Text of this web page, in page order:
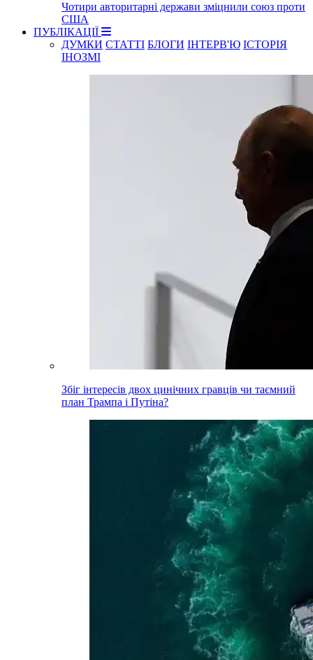
Чотири авторитарні держави зміцнили союз проти
США
ПУБЛІКАЦІЇ
ДУМКИ СТАТТІ БЛОГИ ІНТЕРВ'Ю ІСТОРІЯ
ІНОЗМІ
Збіг інтересів двох цинічних гравців чи таємний
план Трампа і Путіна?